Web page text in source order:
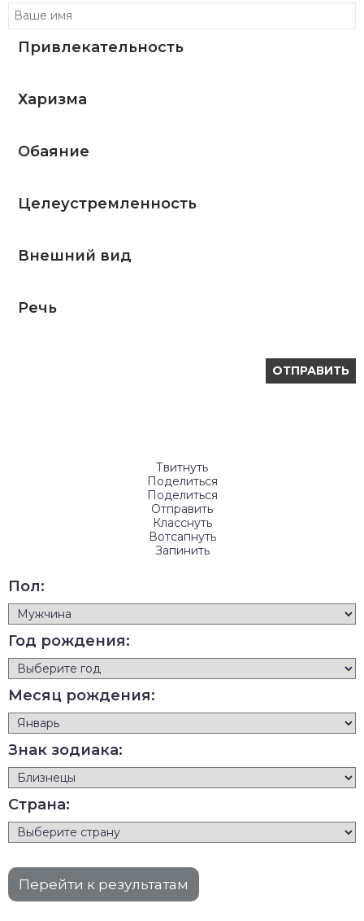
Привлекательность
Харизма
Обаяние
Целеустремленность
Внешний вид
Речь
Твитнуть
Поделиться
Поделиться
Отправить
Класснуть
Вотсапнуть
Запинить
Пол:
Год рождения:
Месяц рождения:
Знак зодиака:
Страна: